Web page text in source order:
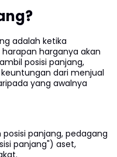
adalah ketika
harganya akan
posisi panjang,
dari menjual
yang awalnya
posisi panjang, pedagang
panjang") aset,